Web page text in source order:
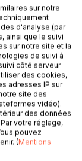
de son
de celui
nombreux
sa vie. Il
un
il a besoin
descente aux
toujours si
t-il un
sur notre
d'analyse (par
ainsi que le suivi
sur notre site et la
de suivi à
côté serveur
des cookies,
adresses IP sur
site des
vidéo).
des données
votre réglage,
pouvez
(Mentions